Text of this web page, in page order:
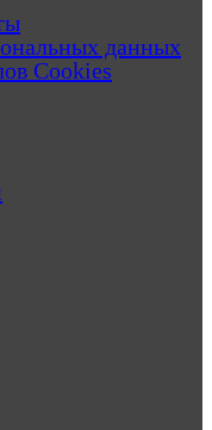
данных
Cookies